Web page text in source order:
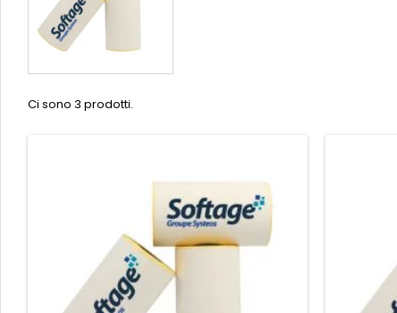
Ci sono 3 prodotti.